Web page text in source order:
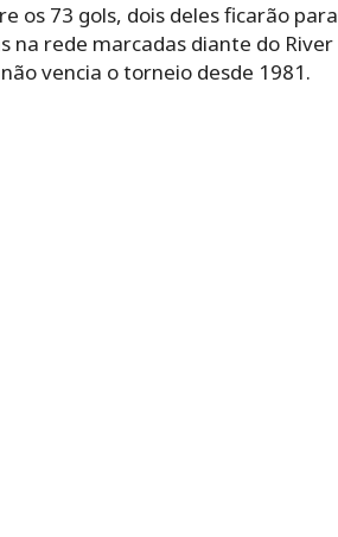
os 73 gols, dois deles ficarão para
na rede marcadas diante do River
vencia o torneio desde 1981.